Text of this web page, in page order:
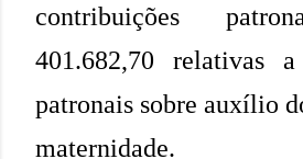
contribuições
401.682,70 relativas
patronais sobre auxílio
maternidade.